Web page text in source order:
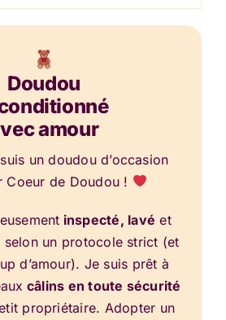
Doudou
amour
un doudou d’occasion
Coeur de Doudou !
inspecté, lavé et
selon un protocole strict (et
d’amour). Je suis prêt à
câlins en toute sécurité
propriétaire. Adopter un